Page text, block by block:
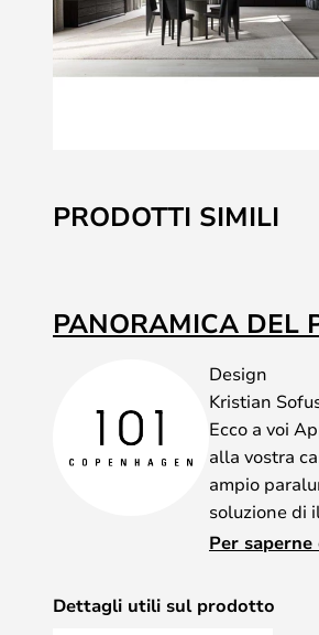
all'inizio
della
immagini
PRODOTTI SIMILI
PANORAMICA DEL
Design
Kristian
Ecco a voi
alla vostra
ampio
soluzione di
Realizzata
qualsiasi
Per saperne
Dettagli utili sul prodotto